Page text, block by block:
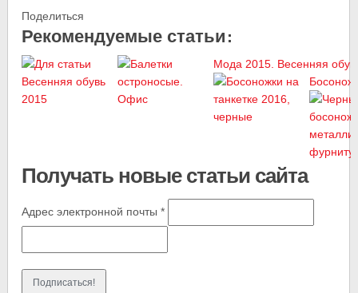
Поделиться
Рекомендуемые статьи:
Мода 2015. Весенняя
Получать новые статьи сайта
Адрес электронной почты*